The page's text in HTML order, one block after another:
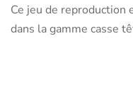
Ce jeu de reproduction
dans la gamme casse